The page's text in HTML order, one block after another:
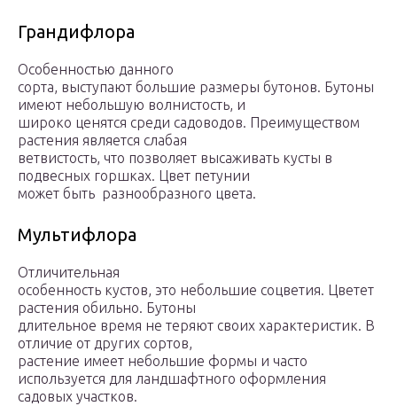
Грандифлора
Особенностью данного
сорта, выступают большие размеры бутонов. Бутоны
имеют небольшую волнистость, и
широко ценятся среди садоводов. Преимуществом
растения является слабая
ветвистость, что позволяет высаживать кусты в
подвесных горшках. Цвет петунии
может быть разнообразного цвета.
Мультифлора
Отличительная
особенность кустов, это небольшие соцветия. Цветет
растения обильно. Бутоны
длительное время не теряют своих характеристик. В
отличие от других сортов,
растение имеет небольшие формы и часто
используется для ландшафтного оформления
садовых участков.